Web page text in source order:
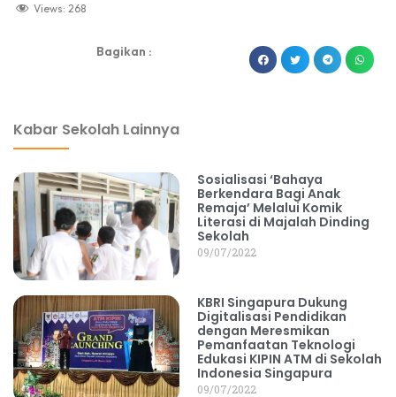
Views: 268
Bagikan :
Kabar Sekolah Lainnya
Sosialisasi ‘Bahaya
Berkendara Bagi Anak
Remaja’ Melalui Komik
Literasi di Majalah Dinding
Sekolah
09/07/2022
KBRI Singapura Dukung
Digitalisasi Pendidikan
dengan Meresmikan
Pemanfaatan Teknologi
Edukasi KIPIN ATM di Sekolah
Indonesia Singapura
09/07/2022